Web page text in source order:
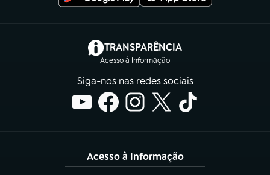
TRANSPARÊNCIA
Acesso à Informação
(abre em nova aba)
Siga-nos nas redes sociais
Acesso à Informação